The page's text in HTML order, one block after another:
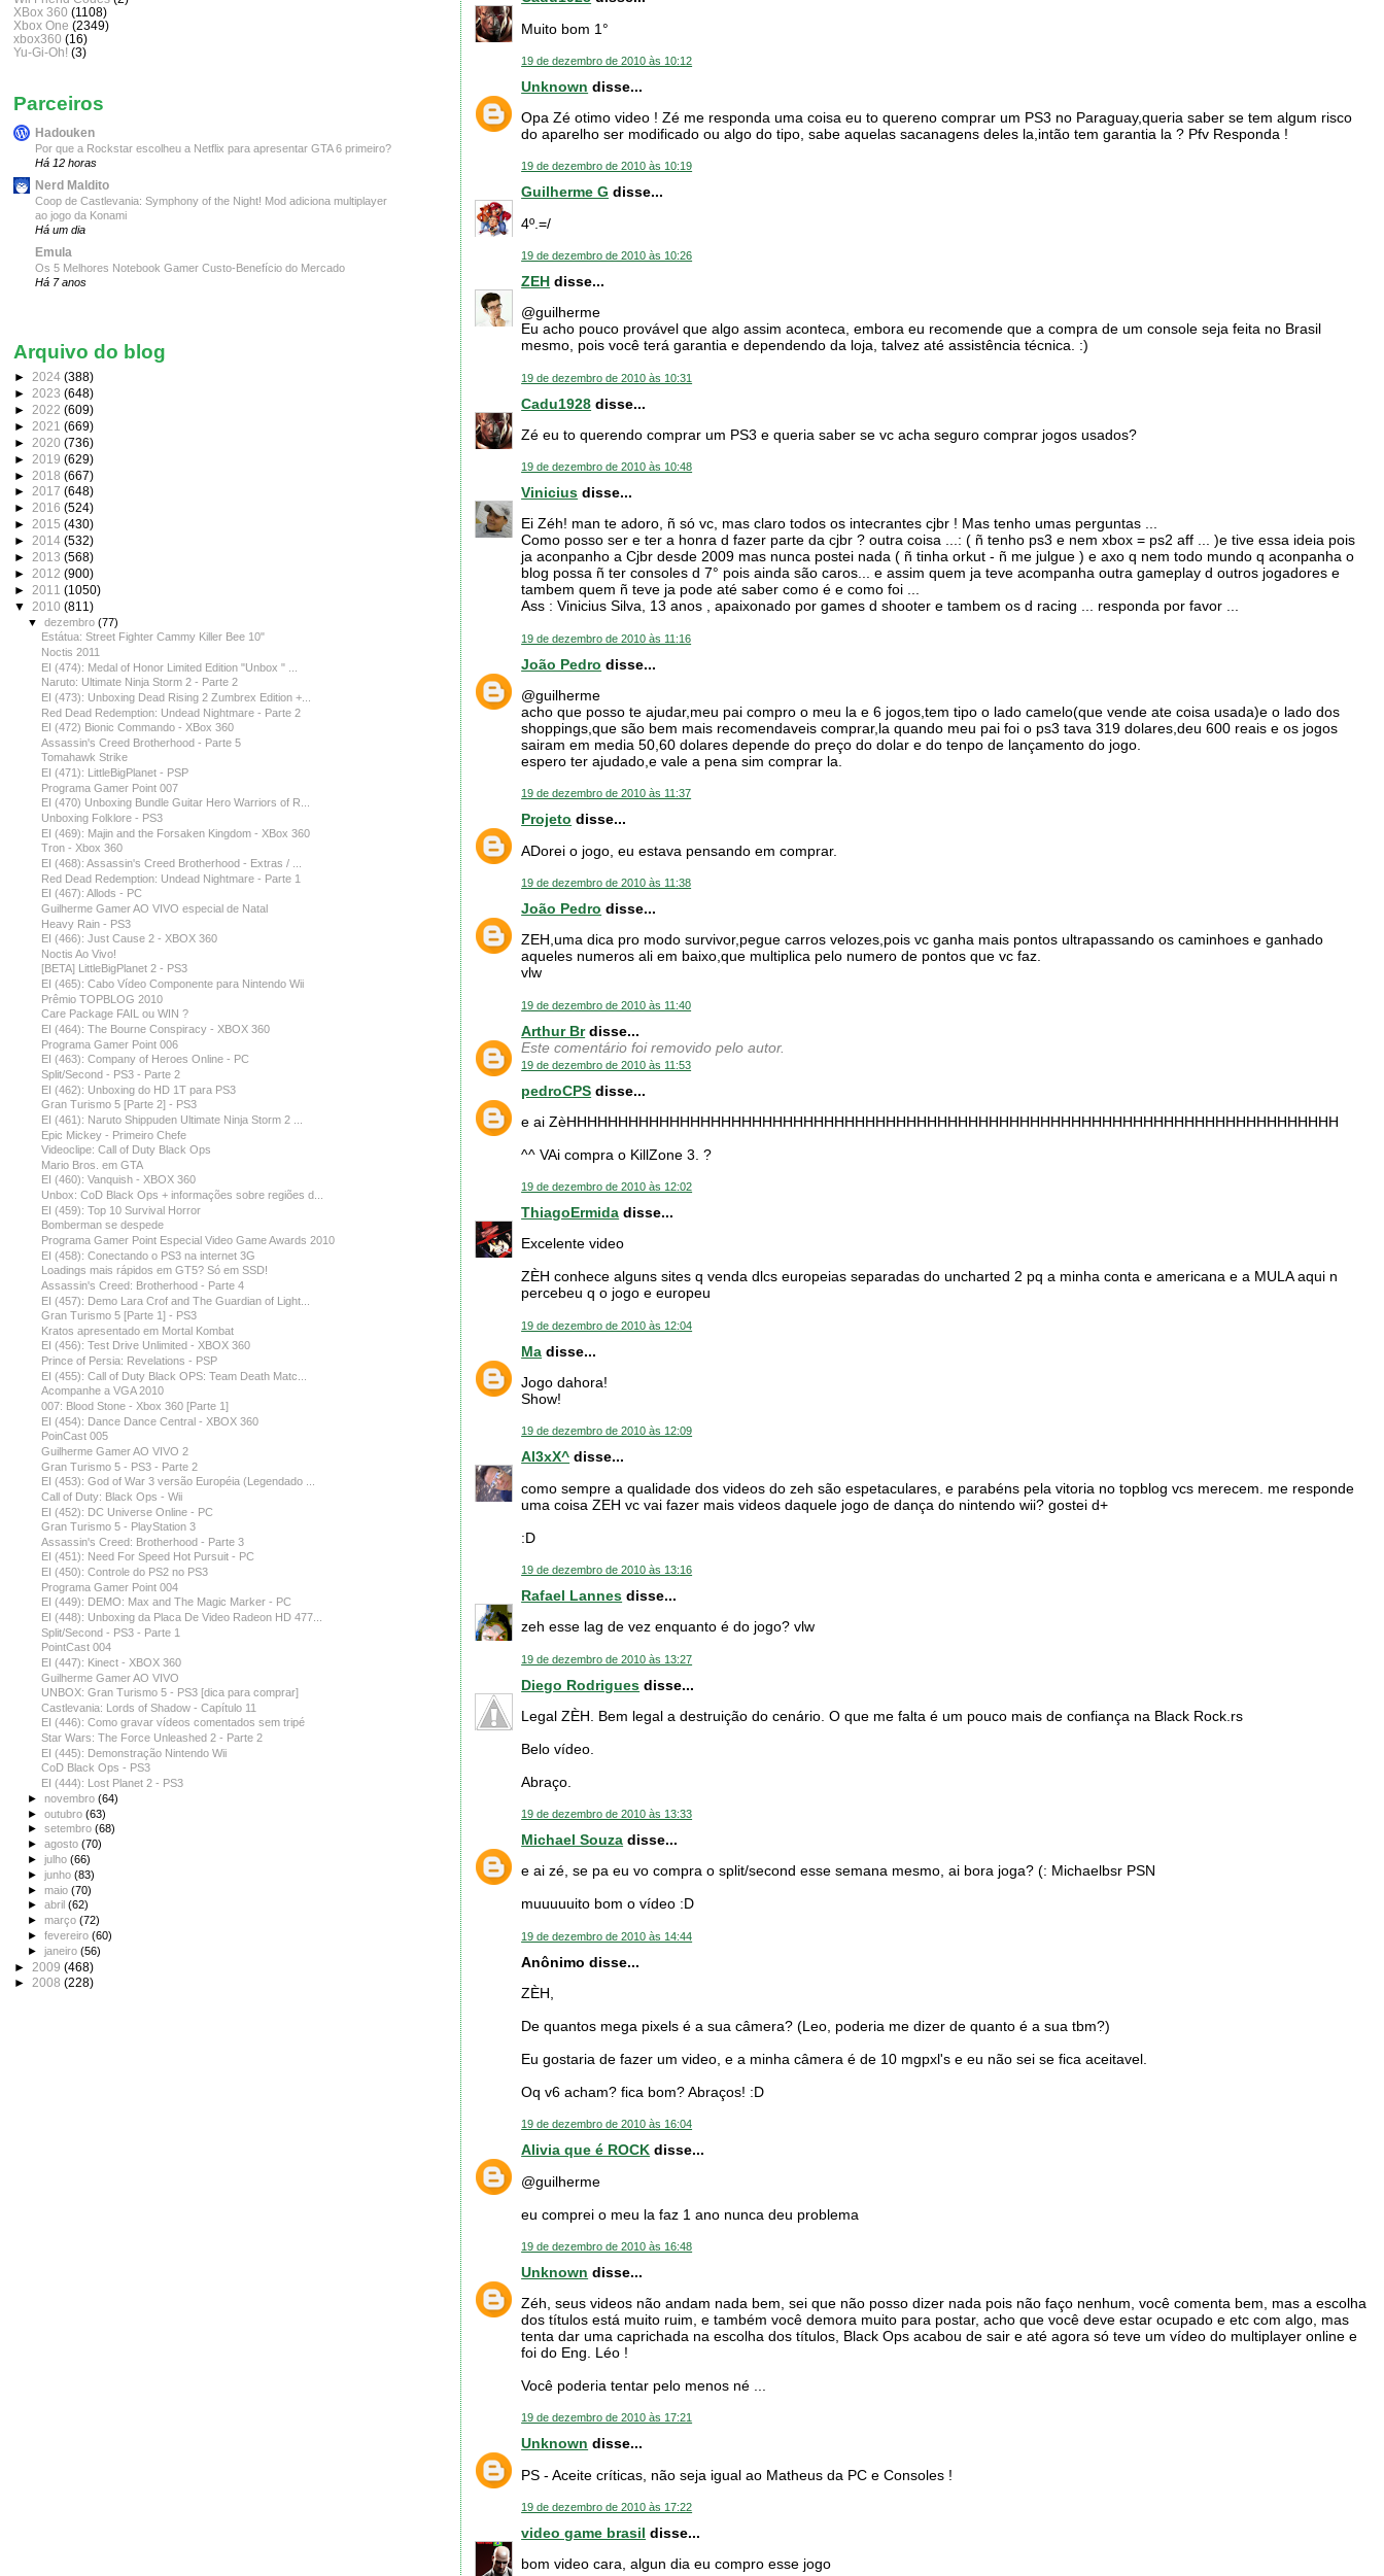
Muito bom 1°
19 de dezembro de 2010 às 10:12
Unknown disse...
Opa Zé otimo video ! Zé me responda uma coisa eu to quereno comprar um PS3 no Paraguay,queria saber se tem algum risco
do aparelho ser modificado ou algo do tipo, sabe aquelas sacanagens deles la,intão tem garantia la ? Pfv Responda !
19 de dezembro de 2010 às 10:19
Guilherme G disse...
4º.=/
19 de dezembro de 2010 às 10:26
ZEH disse...
@guilherme
Eu acho pouco provável que algo assim aconteca, embora eu recomende que a compra de um console seja feita no Brasil
mesmo, pois você terá garantia e dependendo da loja, talvez até assistência técnica. :)
19 de dezembro de 2010 às 10:31
Cadu1928 disse...
Zé eu to querendo comprar um PS3 e queria saber se vc acha seguro comprar jogos usados?
19 de dezembro de 2010 às 10:48
Vinicius disse...
Ei Zéh! man te adoro, ñ só vc, mas claro todos os intecrantes cjbr ! Mas tenho umas perguntas ...
Como posso ser e ter a honra d fazer parte da cjbr ? outra coisa ...: ( ñ tenho ps3 e nem xbox = ps2 aff ... )e tive essa ideia pois
ja aconpanho a Cjbr desde 2009 mas nunca postei nada ( ñ tinha orkut - ñ me julgue ) e axo q nem todo mundo q aconpanha o
blog possa ñ ter consoles d 7° pois ainda são caros... e assim quem ja teve acompanha outra gameplay d outros jogadores e
tambem quem ñ teve ja pode até saber como é e como foi ...
Ass : Vinicius Silva, 13 anos , apaixonado por games d shooter e tambem os d racing ... responda por favor ...
19 de dezembro de 2010 às 11:16
João Pedro disse...
@guilherme
acho que posso te ajudar,meu pai compro o meu la e 6 jogos,tem tipo o lado camelo(que vende ate coisa usada)e o lado dos
shoppings,que são bem mais recomendaveis comprar,la quando meu pai foi o ps3 tava 319 dolares,deu 600 reais e os jogos
sairam em media 50,60 dolares depende do preço do dolar e do tenpo de lançamento do jogo.
espero ter ajudado,e vale a pena sim comprar la.
19 de dezembro de 2010 às 11:37
Projeto disse...
ADorei o jogo, eu estava pensando em comprar.
19 de dezembro de 2010 às 11:38
João Pedro disse...
ZEH,uma dica pro modo survivor,pegue carros velozes,pois vc ganha mais pontos ultrapassando os caminhoes e ganhado
aqueles numeros ali em baixo,que multiplica pelo numero de pontos que vc faz.
vlw
19 de dezembro de 2010 às 11:40
Arthur Brdisse...
Este comentário foi removido pelo autor.
19 de dezembro de 2010 às 11:53
pedroCPS disse...
e ai ZèHHHHHHHHHHHHHHHHHHHHHHHHHHHHHHHHHHHHHHHHHHHHHHHHHHHHHHHHHHHHHHHHHHHHHHHHHHH
^^ VAi compra o KillZone 3. ?
19 de dezembro de 2010 às 12:02
ThiagoErmida disse...
Excelente video
ZÈH conhece alguns sites q venda dlcs europeias separadas do uncharted 2 pq a minha conta e americana e a MULA aqui n
percebeu q o jogo e europeu
19 de dezembro de 2010 às 12:04
Ma disse...
Jogo dahora!
Show!
19 de dezembro de 2010 às 12:09
Al3xX^ disse...
como sempre a qualidade dos videos do zeh são espetaculares, e parabéns pela vitoria no topblog vcs merecem. me responde
uma coisa ZEH vc vai fazer mais videos daquele jogo de dança do nintendo wii? gostei d+
:D
19 de dezembro de 2010 às 13:16
Rafael Lannes disse...
zeh esse lag de vez enquanto é do jogo? vlw
19 de dezembro de 2010 às 13:27
Diego Rodrigues disse...
Legal ZÈH. Bem legal a destruição do cenário. O que me falta é um pouco mais de confiança na Black Rock.rs
Belo vídeo.
Abraço.
19 de dezembro de 2010 às 13:33
Michael Souza disse...
e ai zé, se pa eu vo compra o split/second esse semana mesmo, ai bora joga? (: Michaelbsr PSN
muuuuuito bom o vídeo :D
19 de dezembro de 2010 às 14:44
Anônimo disse...
ZÈH,
De quantos mega pixels é a sua câmera? (Leo, poderia me dizer de quanto é a sua tbm?)
Eu gostaria de fazer um video, e a minha câmera é de 10 mgpxl's e eu não sei se fica aceitavel.
Oq v6 acham? fica bom? Abraços! :D
19 de dezembro de 2010 às 16:04
Alivia que é ROCK disse...
@guilherme
eu comprei o meu la faz 1 ano nunca deu problema
19 de dezembro de 2010 às 16:48
Unknown disse...
Zéh, seus videos não andam nada bem, sei que não posso dizer nada pois não faço nenhum, você comenta bem, mas a escolha
dos títulos está muito ruim, e também você demora muito para postar, acho que você deve estar ocupado e etc com algo, mas
tenta dar uma caprichada na escolha dos títulos, Black Ops acabou de sair e até agora só teve um vídeo do multiplayer online e
foi do Eng. Léo !
Você poderia tentar pelo menos né ...
19 de dezembro de 2010 às 17:21
Unknown disse...
PS - Aceite críticas, não seja igual ao Matheus da PC e Consoles !
19 de dezembro de 2010 às 17:22
video game brasil disse...
bom video cara, algun dia eu compro esse jogo
XBox 360 (1108)
Xbox One (2349)
xbox360 (16)
Yu-Gi-Oh! (3)
Parceiros
Hadouken
Por que a Rockstar escolheu a Netflix para apresentar GTA 6 primeiro?
Há 12 horas
Nerd Maldito
Coop de Castlevania: Symphony of the Night! Mod adiciona multiplayer
ao jogo da Konami
Há um dia
Emula
Os 5 Melhores Notebook Gamer Custo-Benefício do Mercado
Há 7 anos
Arquivo do blog
► 2024 (388)
► 2023 (648)
► 2022 (609)
► 2021 (669)
► 2020 (736)
► 2019 (629)
► 2018 (667)
► 2017 (648)
► 2016 (524)
► 2015 (430)
► 2014 (532)
► 2013 (568)
► 2012 (900)
► 2011 (1050)
▼ 2010 (811)
▼dezembro(77)
Estátua: Street Fighter Cammy Killer Bee 10"
Noctis 2011
EI (474): Medal of Honor Limited Edition "Unbox " ...
Naruto: Ultimate Ninja Storm 2 - Parte 2
EI (473): Unboxing Dead Rising 2 Zumbrex Edition +...
Red Dead Redemption: Undead Nightmare - Parte 2
EI (472) Bionic Commando - XBox 360
Assassin's Creed Brotherhood - Parte 5
Tomahawk Strike
EI (471): LittleBigPlanet - PSP
Programa Gamer Point 007
EI (470) Unboxing Bundle Guitar Hero Warriors of R...
Unboxing Folklore - PS3
EI (469): Majin and the Forsaken Kingdom - XBox 360
Tron - Xbox 360
EI (468): Assassin's Creed Brotherhood - Extras / ...
Red Dead Redemption: Undead Nightmare - Parte 1
EI (467): Allods - PC
Guilherme Gamer AO VIVO especial de Natal
Heavy Rain - PS3
EI (466): Just Cause 2 - XBOX 360
Noctis Ao Vivo!
[BETA] LittleBigPlanet 2 - PS3
EI (465): Cabo Vídeo Componente para Nintendo Wii
Prêmio TOPBLOG 2010
Care Package FAIL ou WIN ?
EI (464): The Bourne Conspiracy - XBOX 360
Programa Gamer Point 006
EI (463): Company of Heroes Online - PC
Split/Second - PS3 - Parte 2
EI (462): Unboxing do HD 1T para PS3
Gran Turismo 5 [Parte 2] - PS3
EI (461): Naruto Shippuden Ultimate Ninja Storm 2 ...
Epic Mickey - Primeiro Chefe
Videoclipe: Call of Duty Black Ops
Mario Bros. em GTA
EI (460): Vanquish - XBOX 360
Unbox: CoD Black Ops + informações sobre regiões d...
EI (459): Top 10 Survival Horror
Bomberman se despede
Programa Gamer Point Especial Video Game Awards 2010
EI (458): Conectando o PS3 na internet 3G
Loadings mais rápidos em GT5? Só em SSD!
Assassin's Creed: Brotherhood - Parte 4
EI (457): Demo Lara Crof and The Guardian of Light...
Gran Turismo 5 [Parte 1] - PS3
Kratos apresentado em Mortal Kombat
EI (456): Test Drive Unlimited - XBOX 360
Prince of Persia: Revelations - PSP
EI (455): Call of Duty Black OPS: Team Death Matc...
Acompanhe a VGA 2010
007: Blood Stone - Xbox 360 [Parte 1]
EI (454): Dance Dance Central - XBOX 360
PoinCast 005
Guilherme Gamer AO VIVO 2
Gran Turismo 5 - PS3 - Parte 2
EI (453): God of War 3 versão Européia (Legendado ...
Call of Duty: Black Ops - Wii
EI (452): DC Universe Online - PC
Gran Turismo 5 - PlayStation 3
Assassin's Creed: Brotherhood - Parte 3
EI (451): Need For Speed Hot Pursuit - PC
EI (450): Controle do PS2 no PS3
Programa Gamer Point 004
EI (449): DEMO: Max and The Magic Marker - PC
EI (448): Unboxing da Placa De Video Radeon HD 477...
Split/Second - PS3 - Parte 1
PointCast 004
EI (447): Kinect - XBOX 360
Guilherme Gamer AO VIVO
UNBOX: Gran Turismo 5 - PS3 [dica para comprar]
Castlevania: Lords of Shadow - Capítulo 11
EI (446): Como gravar vídeos comentados sem tripé
Star Wars: The Force Unleashed 2 - Parte 2
EI (445): Demonstração Nintendo Wii
CoD Black Ops - PS3
EI (444): Lost Planet 2 - PS3
►novembro(64)
►outubro(63)
►setembro(68)
►agosto(70)
►julho(66)
►junho(83)
►maio(70)
►abril(62)
►março(72)
►fevereiro(60)
►janeiro(56)
► 2009 (468)
► 2008 (228)